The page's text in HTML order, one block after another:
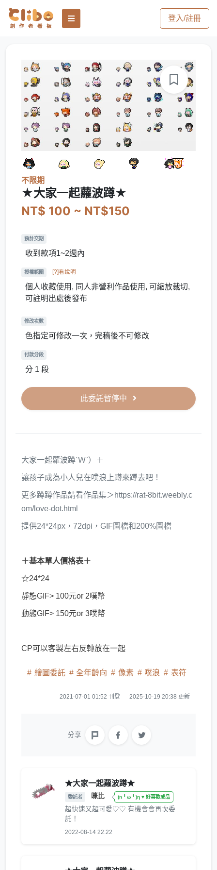
登入/註冊
不限期
★大家一起蘿波蹲★
NT$ 100 ~ NT$150
預計交期
收到款項1~2週內
授權範圍 [?]看說明
個人收藏使用, 同人非營利作品使用, 可縮放裁切,
可註明出處後發布
修改次數
色指定可修改一次，完稿後不可修改
付款分段
分 1 段
此委託暫停中
大家一起蘿波蹲ˋＷˊ）＋
讓孩子成為小人兒在噗浪上蹲來蹲去吧！
更多蹲蹲作品請看作品集＞https://rat-8bit.weebly.c
om/love-dot.html
提供24*24px，72dpi，GIF圖檔和200%圖檔
＋基本單人價格表＋
☆24*24
靜態GIF> 100元or 2噗幣
動態GIF> 150元or 3噗幣
CP可以客製左右反轉放在一起
繪圖委託 全年齡向 像素 噗浪 表符
2021-07-01 01:52 刊登 2025-10-19 20:38 更新
分享
★大家一起蘿波蹲★
委託者 咪比 (n╹ω╹)η ♥ 好喜歡成品
超快速又超可愛♡♡ 有機會會再次委
託！
2022-08-14 22:22